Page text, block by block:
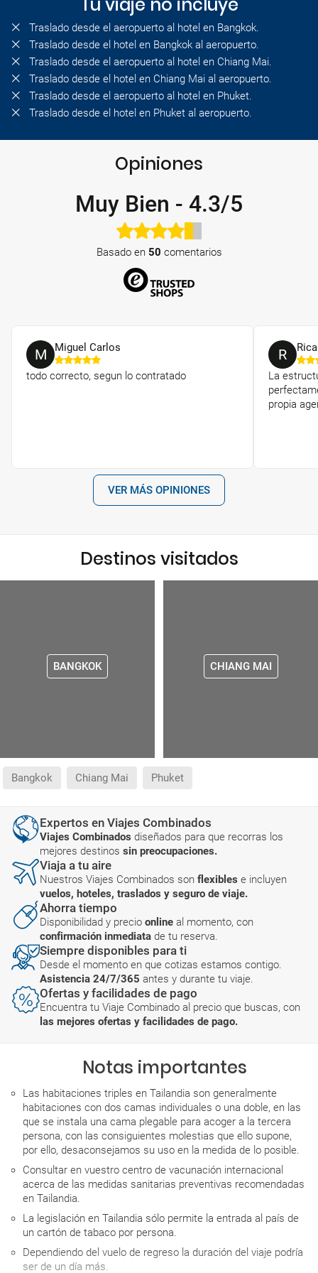
Traslado desde el aeropuerto al hotel en Bangkok.
Traslado desde el hotel en Bangkok al aeropuerto.
Traslado desde el aeropuerto al hotel en Chiang Mai.
Traslado desde el hotel en Chiang Mai al aeropuerto.
Traslado desde el aeropuerto al hotel en Phuket.
Traslado desde el hotel en Phuket al aeropuerto.
Opiniones
Muy Bien - 4.3/5
Basado en 50 comentarios
M Miguel Carlos
todo correcto, segun lo contratado
R
La
propia
VER MÁS OPINIONES
Destinos visitados
BANGKOK CHIANG MAI
Bangkok Chiang Mai Phuket
Expertos en Viajes Combinados
Viajes Combinados diseñados para que recorras los
mejores destinos sin preocupaciones.
Viaja a tu aire
Nuestros Viajes Combinados son flexibles e incluyen
vuelos, hoteles, traslados y seguro de viaje.
Ahorra tiempo
Disponibilidad y precio online al momento, con
confirmación inmediata de tu reserva.
Siempre disponibles para ti
Desde el momento en que cotizas estamos contigo.
Asistencia 24/7/365 antes y durante tu viaje.
Ofertas y facilidades de pago
Encuentra tu Viaje Combinado al precio que buscas, con
las mejores ofertas y facilidades de pago.
Notas importantes
Las habitaciones triples en Tailandia son generalmente
habitaciones con dos camas individuales o una doble, en las
que se instala una cama plegable para acoger a la tercera
persona, con las consiguientes molestias que ello supone,
por ello, desaconsejamos su uso en la medida de lo posible.
Consultar en vuestro centro de vacunación internacional
acerca de las medidas sanitarias preventivas recomendadas
en Tailandia.
La legislación en Tailandia sólo permite la entrada al país de
un cartón de tabaco por persona.
Dependiendo del vuelo de regreso la duración del viaje podría
ser de un día más.